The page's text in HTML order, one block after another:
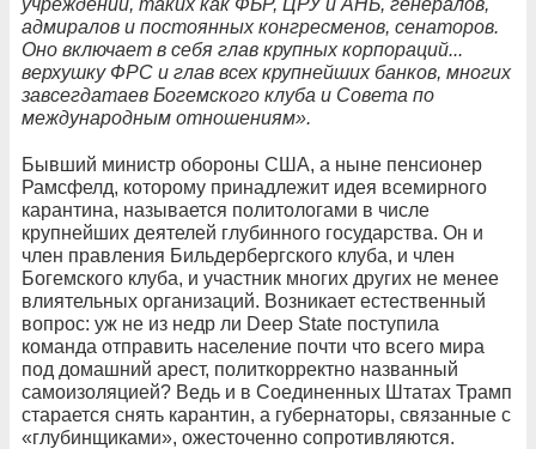
адмиралов и постоянных конгресменов, сенаторов.
Оно включает в себя глав крупных корпораций...
верхушку ФРС и глав всех крупнейших банков, многих
завсегдатаев Богемского клуба и Совета по
международным отношениям».
Бывший министр обороны США, а ныне пенсионер
Рамсфелд, которому принадлежит идея всемирного
карантина, называется политологами в числе
крупнейших деятелей глубинного государства. Он и
член правления Бильдербергского клуба, и член
Богемского клуба, и участник многих других не менее
влиятельных организаций. Возникает естественный
вопрос: уж не из недр ли Deep State поступила
команда отправить население почти что всего мира
под домашний арест, политкорректно названный
самоизоляцией? Ведь и в Соединенных Штатах Трамп
старается снять карантин, а губернаторы, связанные с
«глубинщиками», ожесточенно сопротивляются.